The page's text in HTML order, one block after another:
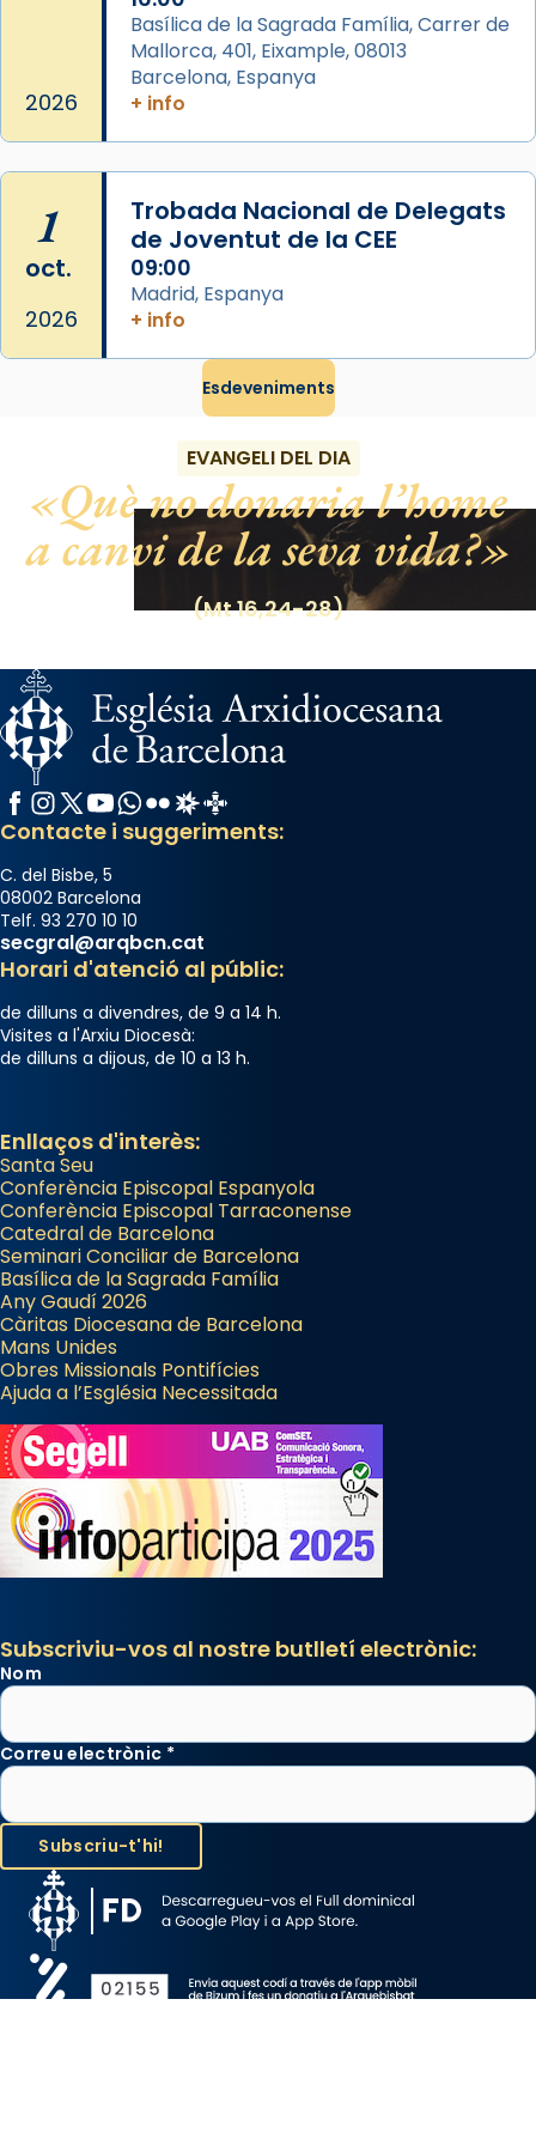
diablesses amb música i ball propis. Festa
gran a Mataró.
«Si vols saber què és calor, ves per les
Santes a Mataró»🥵.
2026
Basílica de la Sagrada Família, Carrer de
Mallorca, 401, Eixample, 08013
Barcelona, Espanya
+ info
1
oct.
2026
Trobada Nacional de Delegats
de Joventut de la CEE
09:00
Madrid, Espanya
+ info
Esdeveniments
EVANGELI DEL DIA
Què no donaria l’home
a canvi de la seva vida?
(Mt 16,24-28)
Facebook
Instagram
X / Twitter
YouTube
WhatsApp
FlickrRadio Estel
Catalunya Cristiana
Contacte i suggeriments:
C. del Bisbe, 5
08002 Barcelona
Telf. 93 270 10 10
secgral@arqbcn.cat
Horari d'atenció al públic:
de dilluns a divendres, de 9 a 14 h.
Visites a l'Arxiu Diocesà:
de dilluns a dijous, de 10 a 13 h.
Enllaços d'interès:
Santa Seu
Conferència Episcopal Espanyola
Conferència Episcopal Tarraconense
Catedral de Barcelona
Seminari Conciliar de Barcelona
Basílica de la Sagrada Família
Any Gaudí 2026
Càritas Diocesana de Barcelona
Mans Unides
Obres Missionals Pontifícies
Ajuda a l’Església Necessitada
Subscriviu-vos al nostre butlletí electrònic:
Nom
Correu electrònic *